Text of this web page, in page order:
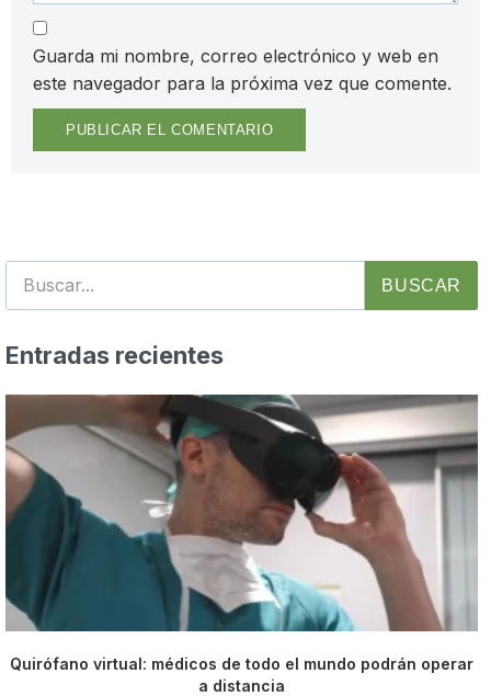
Guarda mi nombre, correo electrónico y web en
este navegador para la próxima vez que comente.
BUSCAR
Entradas recientes
Quirófano virtual: médicos de todo el mundo podrán operar
a distancia